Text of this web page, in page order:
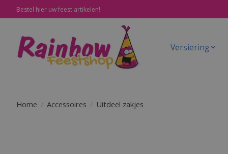
Bestel hier uw feest artikelen!
Versiering
Home / Accessoires / Uitdeel zakjes